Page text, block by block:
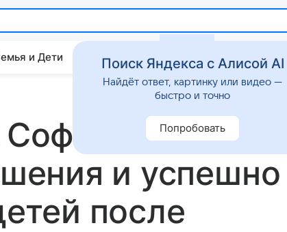
и Дети Дом Гороскопы Стиль жизни
Тернер
и успешно
после
Поиск Яндекса с Алисой AI
Найдёт ответ, картинку или видео —
быстро и точно
Попробовать